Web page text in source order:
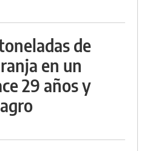
de
en un
29 años y